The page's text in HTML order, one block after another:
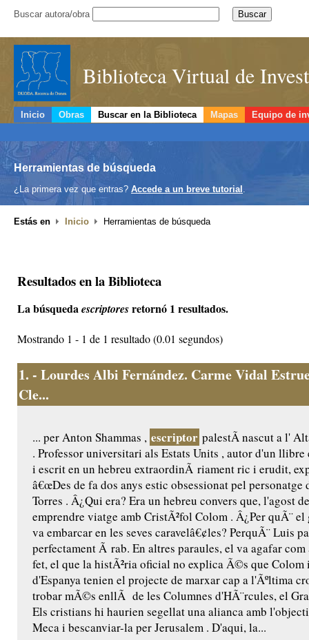
Buscar autora/obra
Biblioteca Virtual de
Inicio Obras Buscar en la Biblioteca Mapas Equipo de
Herramientas de búsqueda
¿La primera vez que entras? Accede a un breve tutorial .
Estás en Inicio Herramientas de búsqueda
Resultados en la Biblioteca
La búsquedaescriptoresretornó 1 resultados.
Mostrando 1 - 1 de 1 resultado (0.01 segundos)
1. - Lourdes Albi Fernández. Carme Vidal
Cle...
... per Anton Shammas , escriptor palestÃ­ nascut a l'
. Professor universitari als Estats Units , autor d'un llibre
i escrit en un hebreu extraordinÃ riament ric i erudit,
â€œDes de fa dos anys estic obsessionat pel personatge
Torres . Â¿Qui era? Era un hebreu convers que, l'agost
emprendre viatge amb CristÃ²fol Colom . Â¿Per quÃ¨ el
va embarcar en les seves caravelâ€¢les? PerquÃ¨ Luis
perfectament Ã rab. En altres paraules, el va agafar
fet, el que la histÃ²ria oficial no explica Ã©s que Colom
d'Espanya tenien el projecte de marxar cap a l'Ãºltima
trobar mÃ©s enllÃ de les Columnes d'HÃ¨rcules, el
Els cristians hi haurien segellat una alianca amb
Meca i bescanviar-la per Jerusalem . D'aqui, la...